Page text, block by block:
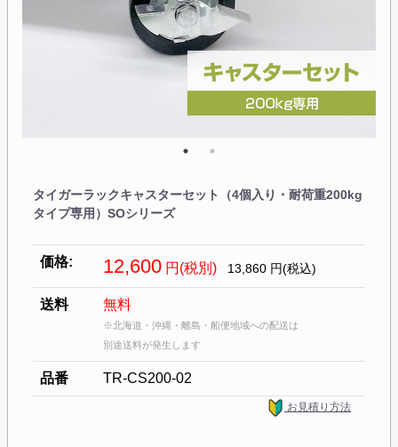
タイガーラックキャスターセット（4個入り・耐荷重200kg
タイプ専用）SOシリーズ
価格: 12,600 円(税別) 13,860 円(税込)
送料 無料
※北海道・沖縄・離島・船便地域への配送は
別途送料が発生します
品番 TR-CS200-02
お見積り方法